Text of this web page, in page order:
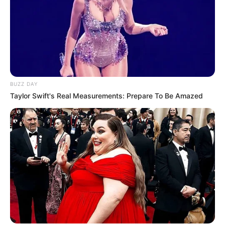
Kinowe premiery
„Skomplikowani” – premiera 3 października
Poznajcie Carey’a, miłego gościa na krawędzi
załamania nerwowego. Przed chwilą przyjął
najcięższy cios – jego ukochana żona Ashley
zażądała rozwodu. Leżący na deskach, rozsypany
w proch Carey musi szybko znaleźć sposób na
pozbieranie swojego życia do kupy. W nadziei na
dobrą radę odwiedza zaprzyjaźnione małżeństwo
Julie i Paula, którzy od lat żyją w szczęśliwym,
otwartym związku. I tu przychodzi olśnienie: skoro
Ashley go już nie chce, a Paul i Julie nie hołdują
wierności, po co daleko szukać pocieszenia, skoro
można znaleźć je w ramionach pięknej … Julie.
Plan wydaje się wprost idealny i wszystko układa
się nadzwyczaj przyjemnie do chwili, gdy
BUZZ DAY
Taylor Swift's Real Measurements: Prepare To Be Amazed